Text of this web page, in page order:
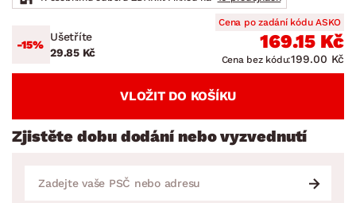
-15%
Ušetříte
29.85 Kč
Cena po zadání kódu ASKO
169.15 Kč
Cena bez kódu:199.00 Kč
VLOŽIT DO KOŠÍKU
Zjistěte dobu dodání nebo vyzvednutí